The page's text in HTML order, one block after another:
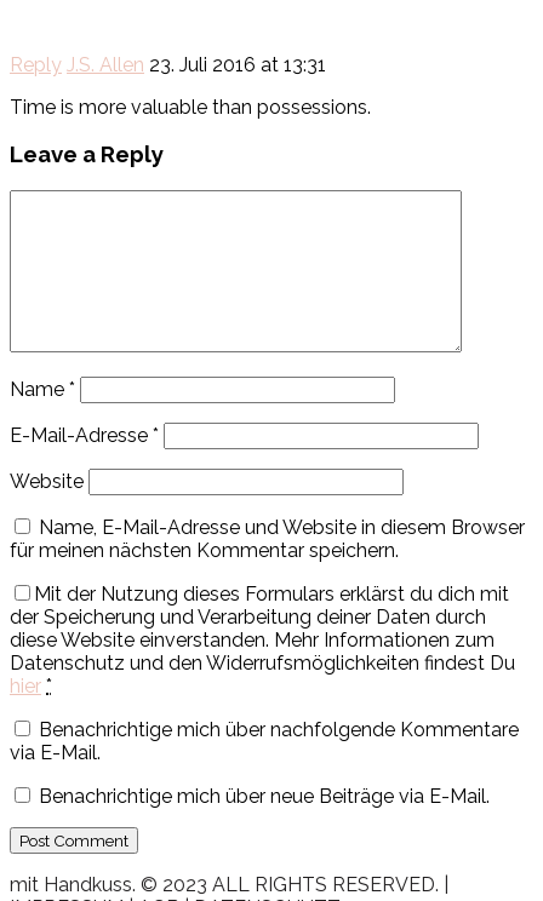
Reply J.S. Allen 23. Juli 2016 at 13:31
Time is more valuable than possessions.
Leave a Reply
Name *
E-Mail-Adresse *
Website
Name, E-Mail-Adresse und Website in diesem Browser
für meinen nächsten Kommentar speichern.
Mit der Nutzung dieses Formulars erklärst du dich mit
der Speicherung und Verarbeitung deiner Daten durch
diese Website einverstanden. Mehr Informationen zum
Datenschutz und den Widerrufsmöglichkeiten findest Du
hier *
Benachrichtige mich über nachfolgende Kommentare
via E-Mail.
Benachrichtige mich über neue Beiträge via E-Mail.
mit Handkuss. © 2023 ALL RIGHTS RESERVED. |